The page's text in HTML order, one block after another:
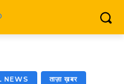
NEWS ताज़ा ख़बर